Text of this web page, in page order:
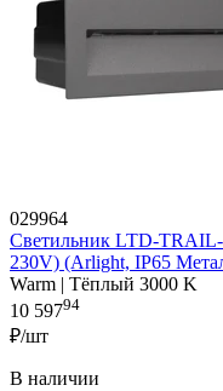
029964
Светильник LTD-TRAIL-
230V) (Arlight, IP65
Warm | Тёплый 3000 K
10 59794
₽/шт
В наличии